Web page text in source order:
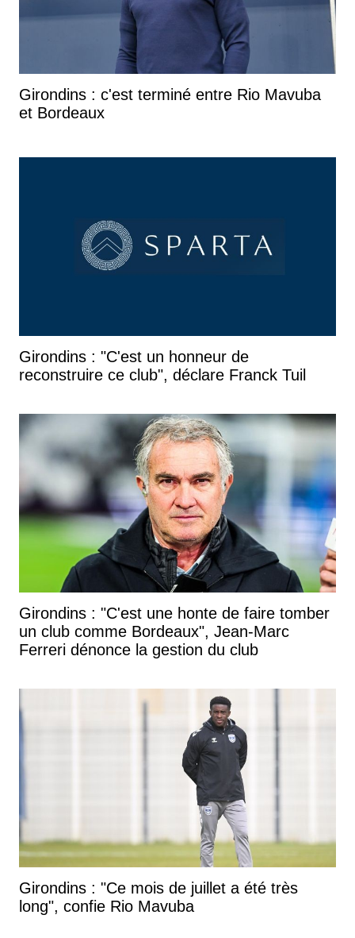
Girondins : c'est terminé entre Rio Mavuba
et Bordeaux
Girondins : "C'est un honneur de
reconstruire ce club", déclare Franck Tuil
Girondins : "C'est une honte de faire tomber
un club comme Bordeaux", Jean-Marc
Ferreri dénonce la gestion du club
Girondins : "Ce mois de juillet a été très
long", confie Rio Mavuba